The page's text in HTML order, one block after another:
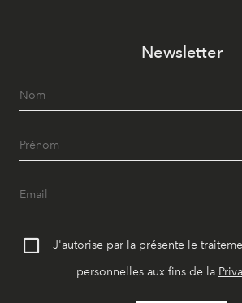
Newsletter
J'autorise par la présente le
personnelles aux fins de la